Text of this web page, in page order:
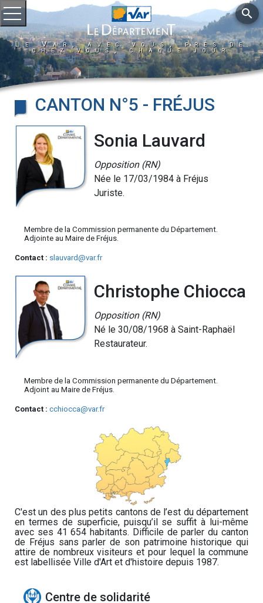
Ouvrir le menu
Le Var, avec vous, près de
chez vous, chaque jour
search
CANTON N°5 - FRÉJUS
Sonia Lauvard
Opposition (RN)
Née le 17/03/1984 à Fréjus
Juriste.
Membre de la Commission permanente du Département.
Adjointe au Maire de Fréjus.
Contact : slauvard@var.fr
Christophe Chiocca
Opposition (RN)
Né le 30/08/1968 à Saint-Raphaël
Restaurateur.
Membre de la Commission permanente du Département.
Adjoint au Maire de Fréjus.
Contact : cchiocca@var.fr
C'est un des plus petits cantons de l’est du département
en termes de superficie, puisqu’il se suffit à lui-même
avec ses 41 654 habitants. Difficile de parler du canton
de Fréjus sans parler de son patrimoine historique qui
attire de nombreux visiteurs et pour lequel la commune
est labellisée Ville d'Art et d'histoire depuis 1987.
Centre de solidarité